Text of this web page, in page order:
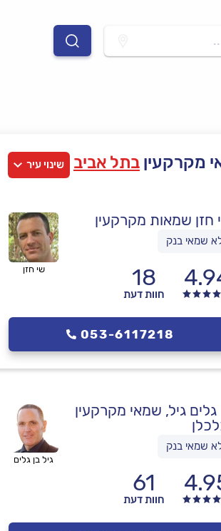
מקרקעין בתל אביב שינוי עיר
חזן שמאות מקרקעין
שמאי בנק
18
חוות דעת
שי חזן
053-6117218
גלים גיל, שמאי מקרקעין
שמאי בנק
61
חוות דעת
גיל בן גלים